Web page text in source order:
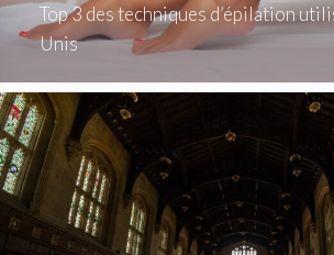
Top 3 des techniques d’épilation
Unis